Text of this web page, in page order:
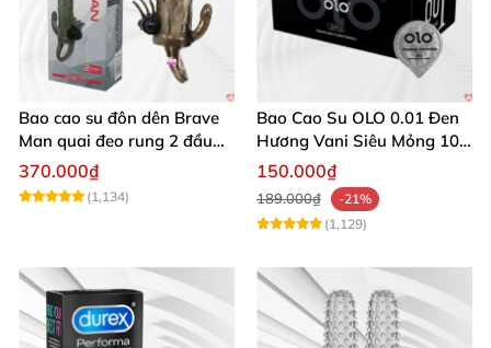
Bao cao su đôn dên Brave
Man quai đeo rung 2 đầu
nhánh phụ
370.000₫
(1,134)
Bao Cao Su OLO 0.01 Đen
Hương Vani Siêu Mỏng 10
Cái
150.000₫
189.000₫
-21%
(1,129)